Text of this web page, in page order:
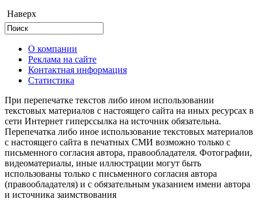
Наверх
О компании
Реклама на сайте
Контактная информация
Статистика
При перепечатке текстов либо ином использовании
текстовых материалов с настоящего сайта на иных ресурсах в
сети Интернет гиперссылка на источник обязательна.
Перепечатка либо иное использование текстовых материалов
с настоящего сайта в печатных СМИ возможно только с
письменного согласия автора, правообладателя. Фотографии,
видеоматериалы, иные иллюстрации могут быть
использованы только с письменного согласия автора
(правообладателя) и с обязательным указанием имени автора
и источника заимствования